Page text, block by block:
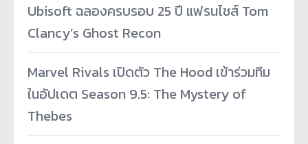
Ubisoft ฉลองครบรอบ 25 ปี แฟรนไชส์ Tom
Clancy’s Ghost Recon
Marvel Rivals เปิดตัว The Hood เข้าร่วมทีม
ในอัปเดต Season 9.5: The Mystery of
Thebes